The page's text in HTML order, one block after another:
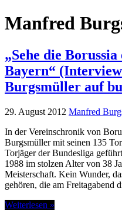
Manfred
„Sehe die
Bayern“
Burgsmüller auf
29. August 2012 Manfred
In der Vereinschronik von
Burgsmüller mit seinen 135
Torjäger der Bundesliga
1988 im stolzen Alter von 38
Meisterschaft. Kein Wunder,
gehören, die am Freitagabend
Weiterlesen »